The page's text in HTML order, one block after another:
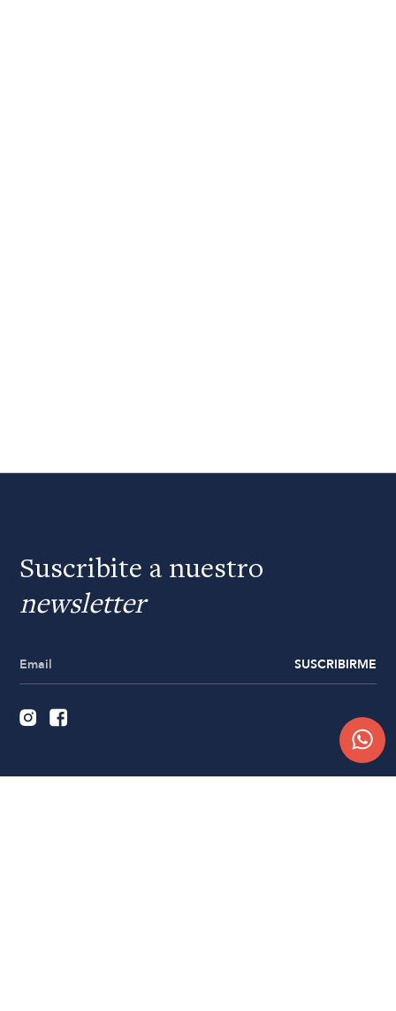
Suscribite a nuestro
newsletter
SUSCRIBIRME